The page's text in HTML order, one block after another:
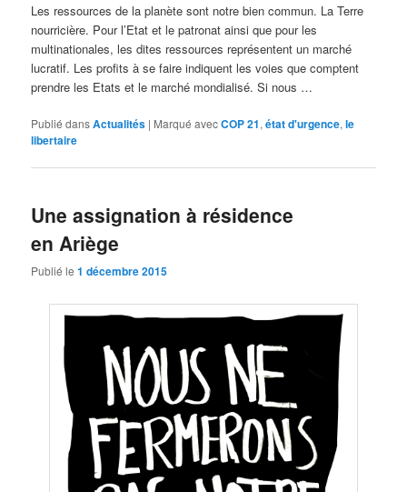
Les ressources de la planète sont notre bien commun. La Terre
nourricière. Pour l’Etat et le patronat ainsi que pour les
multinationales, les dites ressources représentent un marché
lucratif. Les profits à se faire indiquent les voies que comptent
prendre les Etats et le marché mondialisé. Si nous …
Publié dansActualités | Marqué avecCOP 21,état d'urgence,le
libertaire
Une assignation à résidence
en Ariège
Publié le1 décembre 2015